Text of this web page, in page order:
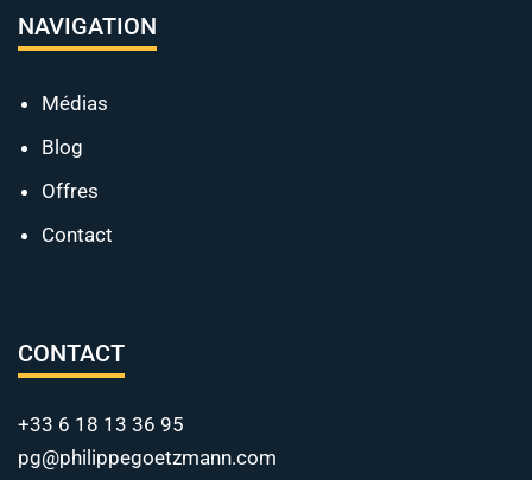
NAVIGATION
Médias
Blog
Offres
Contact
CONTACT
+33 6 18 13 36 95
pg@philippegoetzmann.com